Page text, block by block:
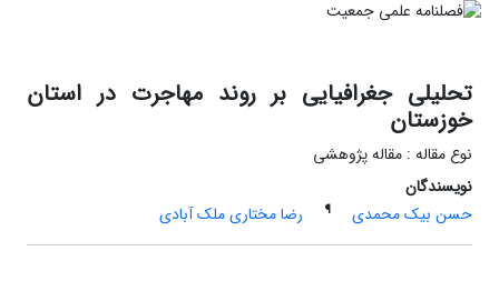
تحلیلی جغرافیایی بر روند مهاجرت در استان
خوزستان
نوع مقاله : مقاله پژوهشی
نویسندگان
حسن بیک محمدی
¶ رضا مختاری ملک آبادی